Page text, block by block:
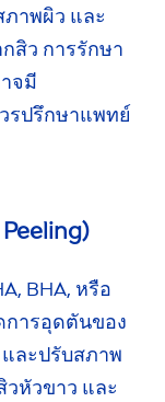
าพผิว และ
สิว การรักษา
จมี
รปรึกษาแพทย์
BHA, หรือ
การอุดตันของ
และปรับสภาพ
วหัวขาว และ